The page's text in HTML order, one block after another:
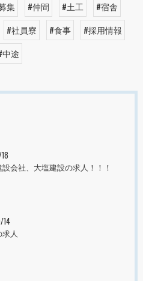
集 #仲間 #土工
#宿舎
#社員寮 #食事
#採用情報
中途
会社、大塩建設の求人！！！
人